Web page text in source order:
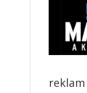
reklam